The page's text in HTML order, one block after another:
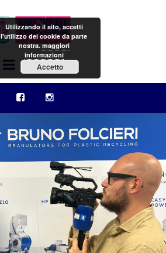
Menu
Utilizzando il sito, accetti
l'utilizzo dei cookie da parte
nostra.maggiori
informazioni
Accetto